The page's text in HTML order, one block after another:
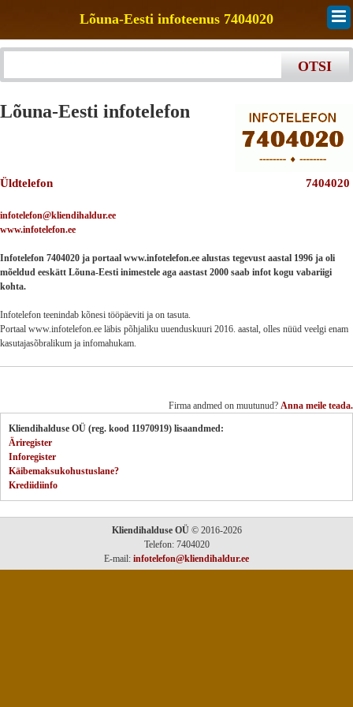
Lõuna-Eesti infoteenus 7404020
Lõuna-Eesti infotelefon
Üldtelefon 7404020
infotelefon@kliendihaldur.ee
www.infotelefon.ee
Infotelefon 7404020 ja portaal www.infotelefon.ee alustas tegevust aastal 1996 ja oli
mõeldud eeskätt Lõuna-Eesti inimestele aga aastast 2000 saab infot kogu vabariigi
kohta.
Infotelefon teenindab kõnesi tööpäeviti ja on tasuta.
Portaal www.infotelefon.ee läbis põhjaliku uuenduskuuri 2016. aastal, olles nüüd veelgi enam
kasutajasõbralikum ja infomahukam.
Firma andmed on muutunud? Anna meile teada.
Kliendihalduse OÜ (reg. kood 11970919) lisaandmed:
Äriregister
Inforegister
Käibemaksukohustuslane?
Krediidiinfo
Kliendihalduse OÜ© 2016-2026
Telefon: 7404020
E-mail: infotelefon@kliendihaldur.ee